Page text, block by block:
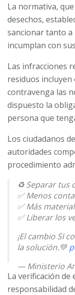
La normativa,
desechos,
sancionar tanto a
incumplan con
Las infracciones
residuos incluyen
contravenga las
dispuesto la
persona que
Los ciudadanos
autoridades
procedimiento
♻️ Separar tus
✅ Menos
✅ Más
✅ Liberar los
¡El cambio SI
la solución.💚
— Ministerio
(@marnguate)
La verificación de
responsabilidad